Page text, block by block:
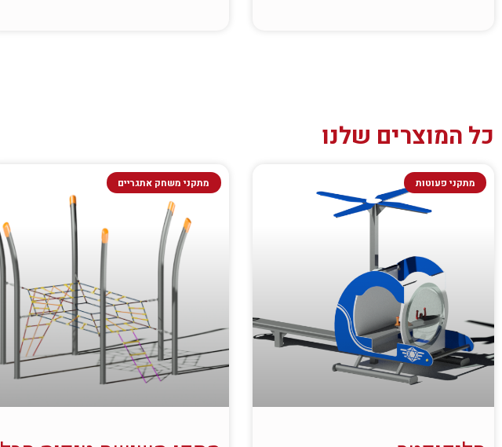
כל המוצרים שלנו
מתקני פעוטות מתקני משחק אתגריים